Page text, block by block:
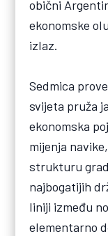
obični
ekonomske
izlaz.
Sedmica
svijeta pruža
ekonomska
mijenja
strukturu
najbogatijih
liniji između
elementarno